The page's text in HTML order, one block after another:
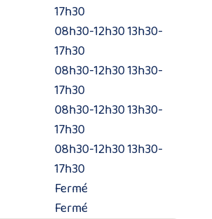
17h30
08h30-12h30 13h30-
17h30
08h30-12h30 13h30-
17h30
08h30-12h30 13h30-
17h30
08h30-12h30 13h30-
17h30
Fermé
Fermé